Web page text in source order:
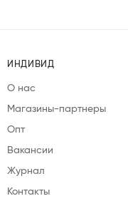
ИНДИВИД
О нас
Магазины-партнеры
Опт
Вакансии
Журнал
Контакты